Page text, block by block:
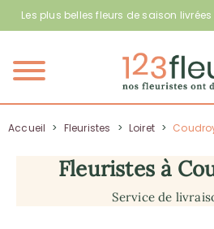
Les plus belles fleurs de saison
Menu
Accueil > Fleuristes > Loiret >
Fleuristes à
Service de